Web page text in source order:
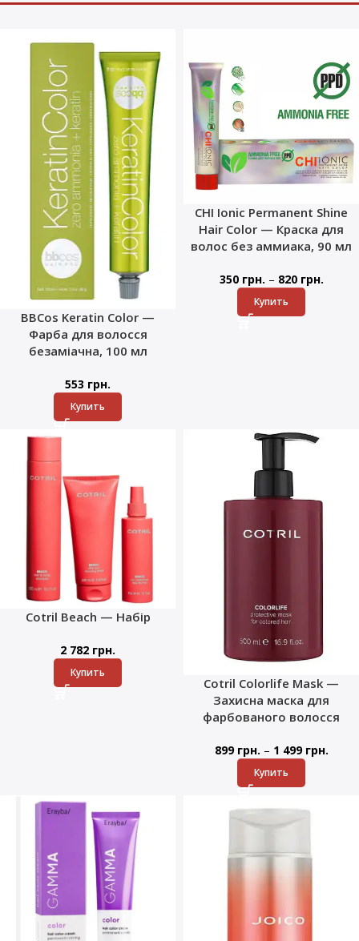
BBCos Keratin Color —
Фарба для волосся
безаміачна, 100 мл
553 грн.
Купить
CHI Ionic Permanent Shine
Hair Color — Краска для
волос без аммиака, 90 мл
350 грн. – 820 грн.
Купить
Cotril Beach — Набір
2 782 грн.
Купить
Cotril Colorlife Mask —
Захисна маска для
фарбованого волосся
899 грн. – 1 499 грн.
Купить